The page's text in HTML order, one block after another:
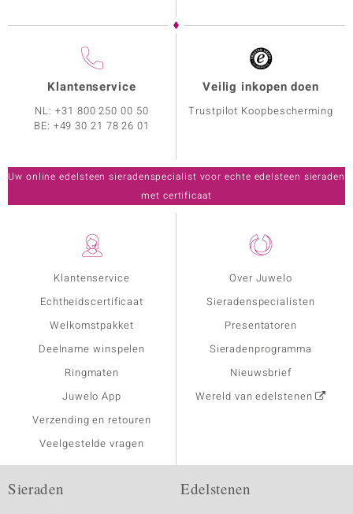
Klantenservice
Echtheidscertificaat
Welkomstpakket
Deelname winspelen
Ringmaten
Juwelo App
Verzending en retouren
Veelgestelde vragen
Over Juwelo
Sieradenspecialisten
Presentatoren
Sieradenprogramma
Nieuwsbrief
Wereld van edelstenen
Klantenservice
NL:+31 800 250 00 50
BE: +49 30 21 78 26 01
Veilig inkopen doen
Trustpilot Koopbescherming
Uw online edelsteen sieradenspecialist voor echte edelsteen sieraden
met certificaat
Sieraden Edelstenen